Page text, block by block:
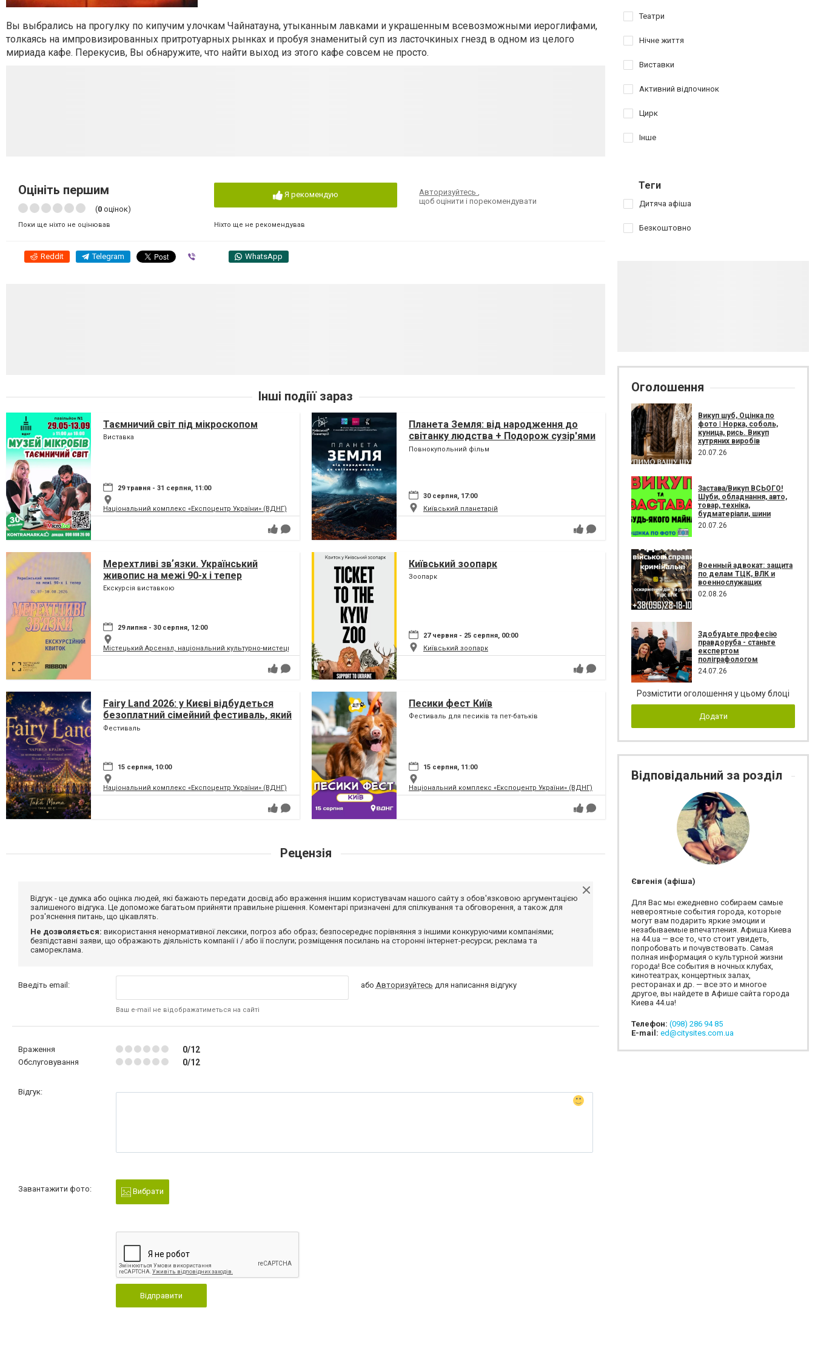
Вы выбрались на прогулку по кипучим улочкам Чайнатауна, утыканным лавками и украшенным всевозможными иероглифами,
толкаясь на импровизированных притротуарных рынках и пробуя знаменитый суп из ласточкиных гнезд в одном из целого
мириада кафе. Перекусив, Вы обнаружите, что найти выход из этого кафе совсем не просто.
Оцініть першим
(0 оцінок)
Поки ще ніхто не оцінював
Я рекомендую
Ніхто ще не рекомендував
Авторизуйтесь
щоб оцінити і порекомендувати
Reddit Telegram WhatsApp
Інші подіїї зараз
Таємничий світ під мікроскопом
Виставка
29 травня - 31 серпня, 11:00
Національний комплекс «Експоцентр України» (ВДНГ)
Планета Земля: від народження до
світанку людства + Подорож сузір'ями
(класична програма)
Повнокупольний фільм
30 серпня, 17:00
Київський планетарій
Мерехтливі звʼязки. Український
живопис на межі 90-х і тепер
Екскурсія виставкою
29 липня - 30 серпня, 12:00
Містецький Арсенал, національний культурно-мистецький та музейний комплекс
Київський зоопарк
Зоопарк
27 червня - 25 серпня, 00:00
Київський зоопарк
Fairy Land 2026: у Києві відбудеться
безоплатний сімейний фестиваль, який
перетворить парк на ВДНГ на чарівну
Фестиваль
15 серпня, 10:00
Національний комплекс «Експоцентр України» (ВДНГ)
Песики фест Київ
Фестиваль для песиків та пет-батьків
15 серпня, 11:00
Національний комплекс «Експоцентр України» (ВДНГ)
Рецензія
Відгук - це думка або оцінка людей, які бажають передати досвід або враження іншим користувачам нашого сайту з обов'язковою аргументацією
залишеного відгука. Це допоможе багатьом прийняти правильне рішення. Коментарі призначені для спілкування та обговорення, а також для
роз'яснення питань, що цікавлять.
Не дозволяється: використання ненормативної лексики, погроз або образ; безпосереднє порівняння з іншими конкуруючими компаніями;
безпідставні заяви, що ображають діяльність компанії і / або її послуги; розміщення посилань на сторонні інтернет-ресурси; реклама та
самореклама.
Введіть email:
Ваш e-mail не відображатиметься на сайті
або Авторизуйтесь для написання відгуку
Враження 0/12
Обслуговування 0/12
Відгук:
Завантажити фото: Вибрати
Відправити
Театри
Нічне життя
Виставки
Активний відпочинок
Цирк
Інше
Теги
Дитяча афіша
Безкоштовно
Оголошення
Викуп шуб, Оцінка по
фото | Норка, соболь,
куница, рись. Викуп
хутряних виробів
20.07.26
Застава/Викуп ВСЬОГО!
Шуби, обладнання, авто,
товар, техніка,
будматеріали, шини
20.07.26
Военный адвокат: защита
по делам ТЦК, ВЛК и
военнослужащих
02.08.26
Здобудьте професію
правдоруба - станьте
експертом
поліграфологом
24.07.26
Розмістити оголошення у цьому блоці
Додати
Відповідальний за розділ
Євгенія (афіша)
Для Вас мы ежедневно собираем самые
невероятные события города, которые
могут вам подарить яркие эмоции и
незабываемые впечатления. Афиша Киева
на 44.ua — все то, что стоит увидеть,
попробовать и почувствовать. Самая
полная информация о культурной жизни
города! Все события в ночных клубах,
кинотеатрах, концертных залах,
ресторанах и др. — все это и многое
другое, вы найдете в Афише сайта города
Киева 44.ua!
Телефон: (098) 286 94 85
E-mail: ed@citysites.com.ua